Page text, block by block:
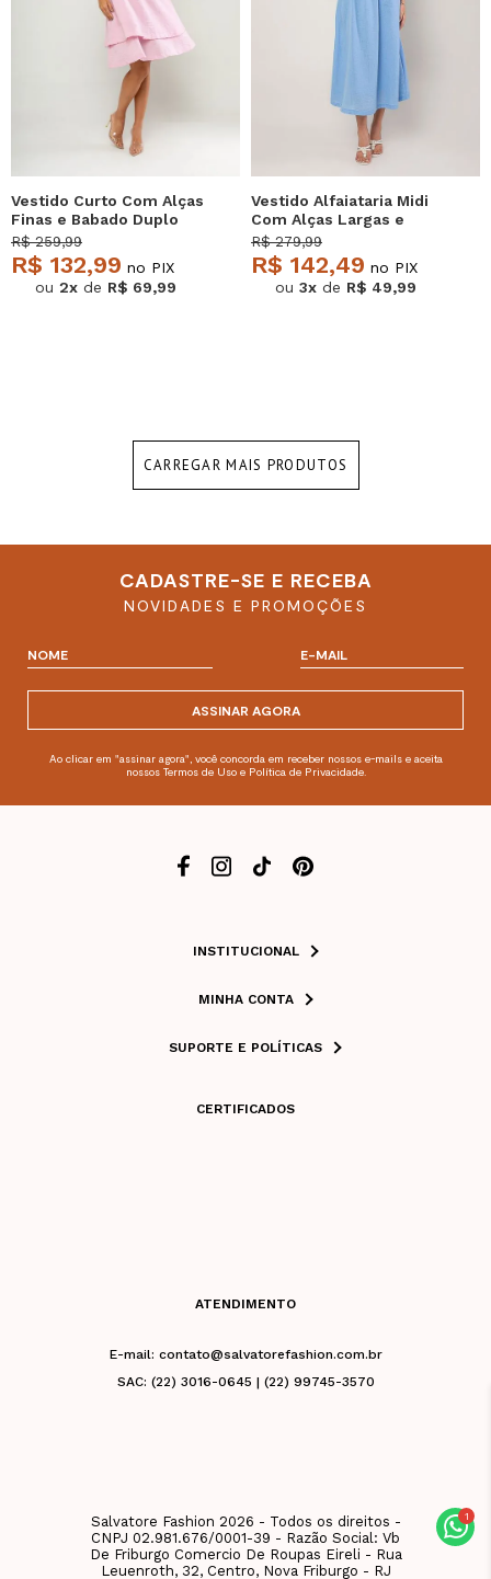
Vestido Curto Com Alças
Finas e Babado Duplo
Rosa Salvatore
R$ 259,99
R$ 132,99 no PIX
ou 2x de R$ 69,99
Vestido Alfaiataria Midi
Com Alças Largas e
Amarração Azul
Salvatore
R$ 279,99
R$ 142,49 no PIX
ou 3x de R$ 49,99
CARREGAR MAIS PRODUTOS
CADASTRE-SE E RECEBA
NOVIDADES E PROMOÇÕES
ASSINAR AGORA
Ao clicar em "assinar agora", você concorda em receber nossos e-mails e aceita
nossos Termos de Uso e Política de Privacidade.
INSTITUCIONAL
MINHA CONTA
SUPORTE E POLÍTICAS
CERTIFICADOS
ATENDIMENTO
E-mail: contato@salvatorefashion.com.br
SAC: (22) 3016-0645 | (22) 99745-3570
Salvatore Fashion 2026 - Todos os direitos -
CNPJ 02.981.676/0001-39 - Razão Social: Vb
De Friburgo Comercio De Roupas Eireli - Rua
Leuenroth, 32, Centro, Nova Friburgo - RJ